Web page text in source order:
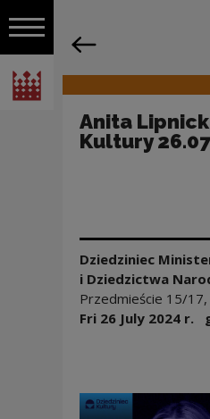
Open navigation
National Centre for Culture
Navigation
Anita
Kultury 26.07
Dziedziniec
i Dziedzictwa
Przedmieście 15/
Fri 26 July 2024r.